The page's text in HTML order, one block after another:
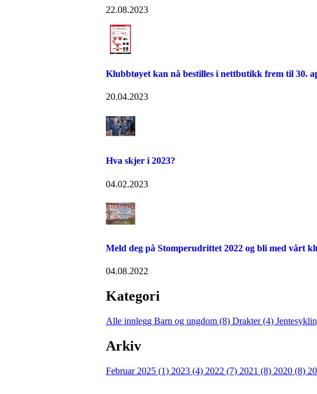
22.08.2023
Klubbtøyet kan nå bestilles i nettbutikk frem til 30.
20.04.2023
Hva skjer i 2023?
04.02.2023
Meld deg på Stomperudrittet 2022 og bli med vårt
04.08.2022
Kategori
Alle innlegg Barn og ungdom (8) Drakter (4)
Arkiv
Februar 2025 (1) 2023 (4) 2022 (7) 2021 (8) 2020 (8)